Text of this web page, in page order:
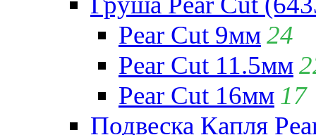
Pear Cut 9мм24
Pear Cut 11.5мм
Pear Cut 16мм 17
Подвеска Капля